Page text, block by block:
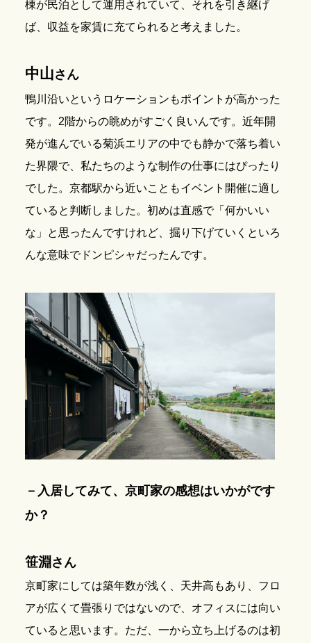
棟が民泊として運用されていて、それを引き継げ
ば、収益を家賃に充てられると考えました。
中山さん
鴨川沿いというロケーションもポイントが高かった
です。2階からの眺めがすごく良いんです。近年開
発が進んでいる菊浜エリアの中でも静かで落ち着い
た界隈で、私たちのような制作の仕事にはぴったり
でした。京都駅から近いこともイベント開催に適し
ていると判断しました。初めは直感で「何かいい
な」と思ったんですけれど、掘り下げていくといろ
んな意味でドンピシャだったんです。
－入居してみて、京町家の感想はいかがです
か？
笹淵 さん
京町家にしては築年数が浅く、天井高もあり、フロ
アが広くて畳張りではないので、オフィスには向い
ていると思います。ただ、一から立ち上げるのは初